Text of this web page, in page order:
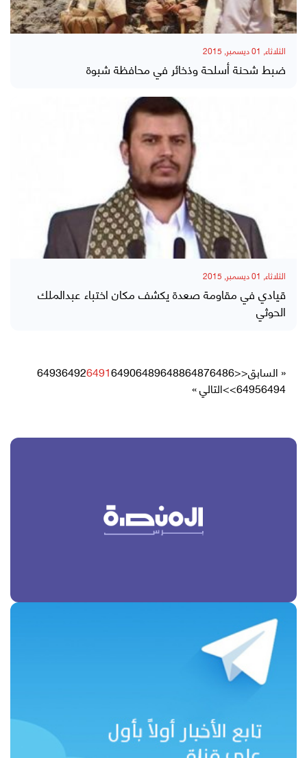
الثلاثاء, 01 ديسمبر, 2015
ضبط شحنة أسلحة وذخائر في محافظة شبوة
الثلاثاء, 01 ديسمبر, 2015
قيادي في مقاومة صعدة يكشف مكان اختباء عبدالملك
الحوثي
« السابق<<
6486
6487
6488
6489
6490
6491
6492
6493
6494
6495
>>التالي »